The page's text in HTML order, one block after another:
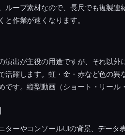
ループ素材なので、長尺でも複製
作業が速くなります。
演出が主役の用途ですが、それ以
活躍します。虹・金・赤など色の
です。縦型動画（ショート・リール
ターやコンソールUIの背景、デー